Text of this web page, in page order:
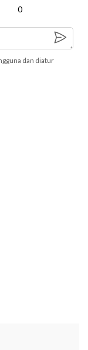
0
dan diatur